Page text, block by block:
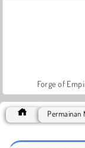
Forge of
Permainan